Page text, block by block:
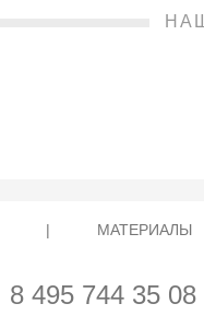
| МАТЕРИАЛЫ
8 495 744 35 08